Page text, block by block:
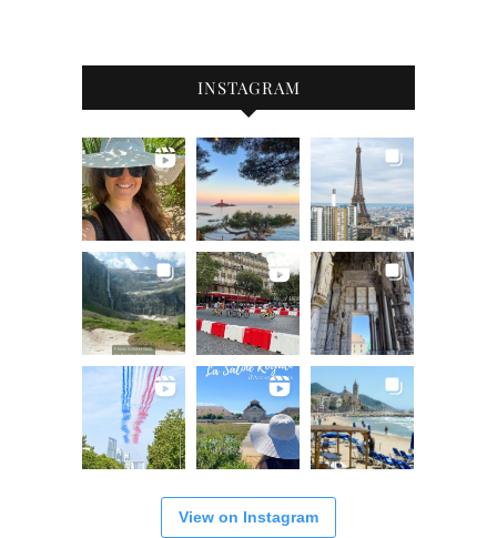
INSTAGRAM
View on Instagram